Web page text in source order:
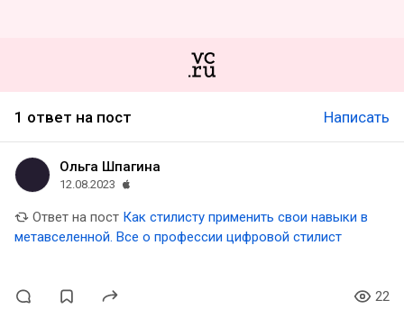
1 ответ на пост Написать
Ольга Шпагина
12.08.2023
Ответ на пост Как стилисту применить свои навыки в
метавселенной. Все о профессии цифровой стилист
22